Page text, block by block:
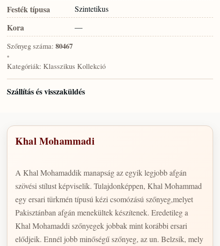
Festék típusa Szintetikus
Kora —
Szőnyeg száma: 80467
•
Kategóriák: Klasszikus Kollekció
Szállítás és visszaküldés
Khal Mohammadi
A Khal Mohamaddik manapság az egyik legjobb afgán
szövési stílust képviselik. Tulajdonképpen, Khal Mohammad
egy ersari türkmén típusú kézi csomózású szőnyeg,melyet
Pakisztánban afgán menekültek készítenek. Eredetileg a
Khal Mohamaddi szőnyegek jobbak mint korábbi ersari
elődjeik. Ennél jobb minőségű szőnyeg, az un. Belzsik, mely